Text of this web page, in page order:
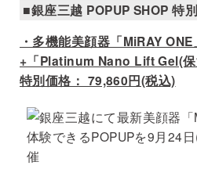
■銀座三越 POPUP SHOP 特
・多機能美顔器「MiRAY
+「Platinum Nano Lift Gel(保
特別価格： 79,860円(税込)